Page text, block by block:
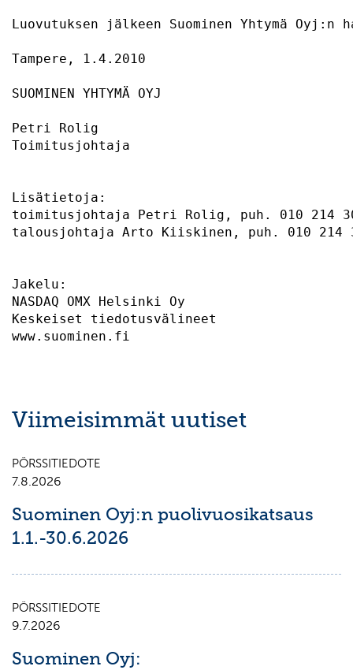
Luovutuksen jälkeen Suominen Yhtymä
Tampere,
SUOMINEN
Petri
toimitusjohtaja Petri
talousjohtaja Arto
NASDAQ
Keskeiset
Viimeisimmät uutiset
PÖRSSITIEDOTE
7.8.2026
Suominen Oyj:n puolivuosikatsaus
1.1.-30.6.2026
PÖRSSITIEDOTE
9.7.2026
Suominen Oyj: